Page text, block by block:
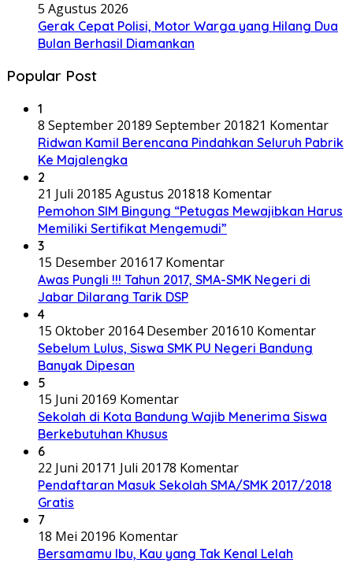
5 Agustus 2026
Gerak Cepat Polisi, Motor Warga yang Hilang Dua
Bulan Berhasil Diamankan
Popular Post
1
8 September 20189 September 201821 Komentar
Ridwan Kamil Berencana Pindahkan Seluruh Pabrik
Ke Majalengka
2
21 Juli 20185 Agustus 201818 Komentar
Pemohon SIM Bingung “Petugas Mewajibkan Harus
Memiliki Sertifikat Mengemudi”
3
15 Desember 201617 Komentar
Awas Pungli !!! Tahun 2017, SMA-SMK Negeri di
Jabar Dilarang Tarik DSP
4
15 Oktober 20164 Desember 201610 Komentar
Sebelum Lulus, Siswa SMK PU Negeri Bandung
Banyak Dipesan
5
15 Juni 20169 Komentar
Sekolah di Kota Bandung Wajib Menerima Siswa
Berkebutuhan Khusus
6
22 Juni 20171 Juli 20178 Komentar
Pendaftaran Masuk Sekolah SMA/SMK 2017/2018
Gratis
7
18 Mei 20196 Komentar
Bersamamu Ibu, Kau yang Tak Kenal Lelah